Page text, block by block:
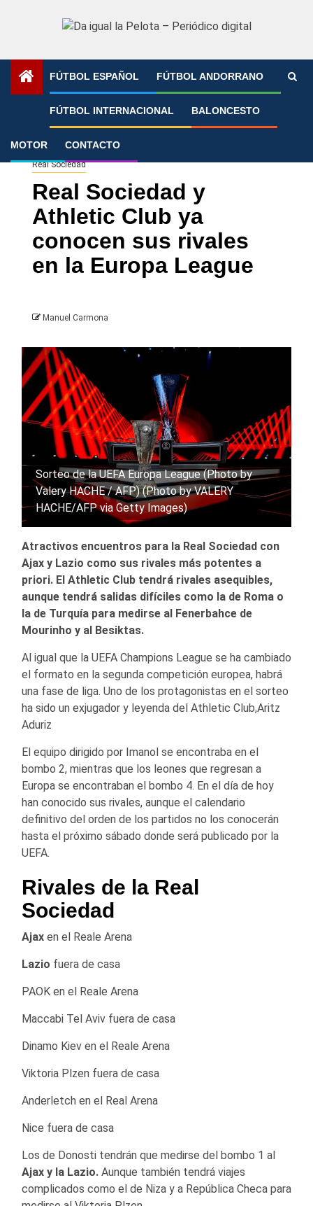
FÚTBOL ESPAÑOL FÚTBOL ANDORRANO
FÚTBOL INTERNACIONAL BALONCESTO
MOTOR CONTACTO
»
Real Sociedad
Real Sociedad y
Athletic Club ya
conocen sus rivales
en la Europa League
Manuel Carmona
Sorteo de la UEFA Europa League (Photo by
Valery HACHE / AFP) (Photo by VALERY
HACHE/AFP via Getty Images)
Atractivos encuentros para la Real Sociedad con
Ajax y Lazio como sus rivales más potentes a
priori. El Athletic Club tendrá rivales asequibles,
aunque tendrá salidas difíciles como la de Roma o
la de Turquía para medirse al Fenerbahce de
Mourinho y al Besiktas.
Al igual que la UEFA Champions League se ha cambiado
el formato en la segunda competición europea, habrá
una fase de liga. Uno de los protagonistas en el sorteo
ha sido un exjugador y leyenda del Athletic Club,Aritz
Aduriz
El equipo dirigido por Imanol se encontraba en el
bombo 2, mientras que los leones que regresan a
Europa se encontraban el bombo 4. En el día de hoy
han conocido sus rivales, aunque el calendario
definitivo del orden de los partidos no los conocerán
hasta el próximo sábado donde será publicado por la
UEFA.
Rivales de la Real
Sociedad
Ajax en el Reale Arena
Lazio fuera de casa
PAOK en el Reale Arena
Maccabi Tel Aviv fuera de casa
Dinamo Kiev en el Reale Arena
Viktoria Plzen fuera de casa
Anderletch en el Real Arena
Nice fuera de casa
Los de Donosti tendrán que medirse del bombo 1 al
Ajax y la Lazio. Aunque también tendrá viajes
complicados como el de Niza y a República Checa para